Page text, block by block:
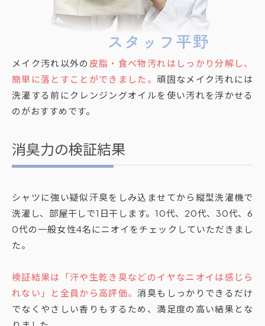
メイク汚れ以外の 皮脂・食べ物汚れはしっかり分解し、
簡単に落とすことができました。頑固なメイク汚れには
洗濯する前にクレンジングオイルを使い汚れを浮かせる
のがおすすめです。
消臭力の検証結果
シャツに強い疑似汗臭をしみ込ませてから縦型洗濯機で
洗濯し、部屋干しで1日干します。10代、20代、30代、6
0代の一般女性4名にニオイをチェックしていただきまし
た。
検証結果は「汗や生乾き臭などのイヤなニオイは感じら
れない」と全員から高評価。消臭もしっかりできるだけ
でなくやさしい香りもするため、満足度の高い結果とな